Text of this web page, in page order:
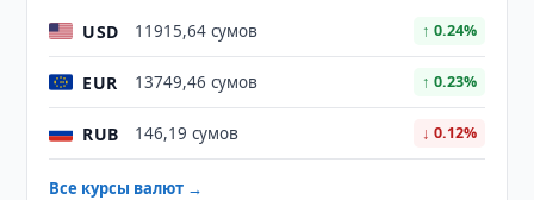
USD 11915,64 сумов ↑ 0.24%
EUR 13749,46 сумов ↑ 0.23%
RUB 146,19 сумов ↓ 0.12%
Все курсы валют →